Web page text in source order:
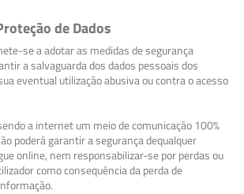
de Dados
se a adotar as medidas de segurança
a salvaguarda dos dados pessoais dos
eventual utilização abusiva ou contra o acesso
a internet um meio de comunicação 100%
poderá garantir a segurança dequalquer
online, nem responsabilizar-se por perdas ou
como consequência da perda de